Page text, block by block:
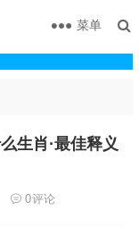
菜单
生肖·最佳释义
0评论